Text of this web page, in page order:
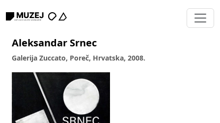
Aleksandar Srnec
Galerija Zuccato, Poreč, Hrvatska, 2008.